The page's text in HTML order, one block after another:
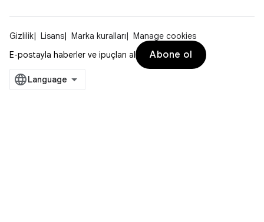
Gizlilik Lisans Marka kuralları
Manage cookies
E-postayla haberler ve ipuçları al
Abone ol